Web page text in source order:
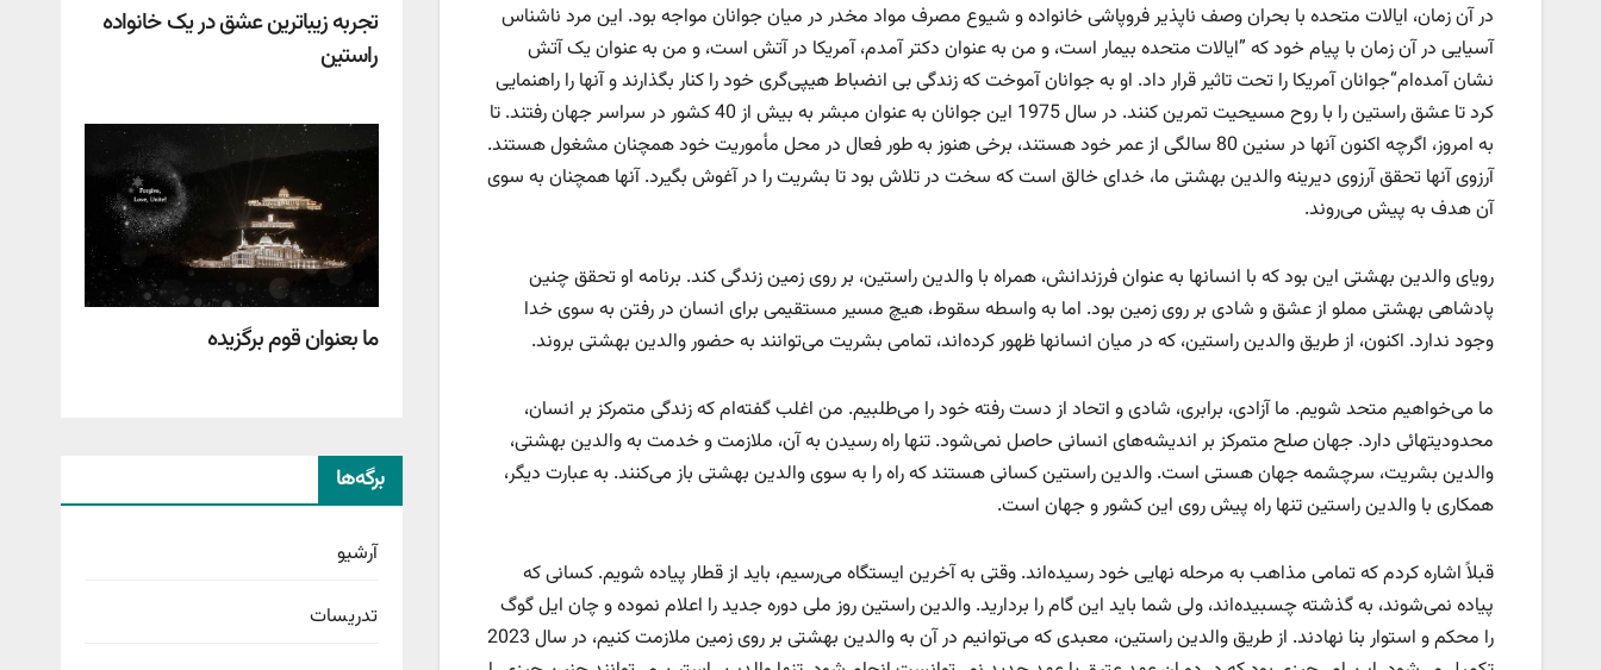
در آن زمان، ایالات متحده با بحران وصف ناپذیر فروپاشی خانواده و شیوع مصرف مواد مخدر در میان جوانان مواجه بود. این مرد ناشناس
آسیایی در آن زمان با پیام خود که ”ایالات متحده بیمار است، و من به عنوان دکتر آمدم، آمریکا در آتش است، و من به عنوان یک آتش
نشان آمده‌ام“جوانان آمریکا را تحت تاثیر قرار داد. او به جوانان آموخت که زندگی بی انضباط هیپی‌گری خود را کنار بگذارند و آنها را راهنمایی
کرد تا عشق راستین را با روح مسیحیت تمرین کنند. در سال 1975 این جوانان به عنوان مبشر به بیش از 40 کشور در سراسر جهان رفتند. تا
به امروز، اگرچه اکنون آنها در سنین 80 سالگی از عمر خود هستند، برخی هنوز به طور فعال در محل مأموریت خود همچنان مشغول هستند.
آرزوی آنها تحقق آرزوی دیرینه والدین بهشتی ما، خدای خالق است که سخت در تلاش بود تا بشریت را در آغوش بگیرد. آنها همچنان به سوی
آن هدف به پیش می‌روند.
رویای والدین بهشتی این بود که با انسانها به عنوان فرزندانش، همراه با والدین راستین، بر روی زمین زندگی کند. برنامه او تحقق چنین
پادشاهی بهشتی مملو از عشق و شادی بر روی زمین بود. اما به واسطه سقوط، هیچ مسیر مستقیمی برای انسان در رفتن به سوی خدا
وجود ندارد. اکنون، از طریق والدین راستین، که در میان انسانها ظهور کرده‌اند، تمامی بشریت می‌توانند به حضور والدین بهشتی بروند.
ما می‌خواهیم متحد شویم. ما آزادی، برابری، شادی و اتحاد از دست رفته خود را می‌طلبیم. من اغلب گفته‌ام که زندگی متمرکز بر انسان،
محدودیتهائی دارد. جهان صلح متمرکز بر اندیشه‌های انسانی حاصل نمی‌شود. تنها راه رسیدن به آن، ملازمت و خدمت به والدین بهشتی،
والدین بشریت، سرچشمه جهان هستی است. والدین راستین کسانی هستند که راه را به سوی والدین بهشتی باز می‌کنند. به عبارت دیگر،
همکاری با والدین راستین تنها راه پیش روی این کشور و جهان است.
قبلاً اشاره کردم که تمامی مذاهب به مرحله نهایی خود رسیده‌اند. وقتی به آخرین ایستگاه می‌رسیم، باید از قطار پیاده شویم. کسانی که
پیاده نمی‌شوند، به گذشته چسبیده‌اند، ولی شما باید این گام را بردارید. والدین راستین روز ملی دوره جدید را اعلام نموده و چان ایل گوگ
را محکم و استوار بنا نهادند. از طریق والدین راستین، معبدی که می‌توانیم در آن به والدین بهشتی بر روی زمین ملازمت کنیم، در سال 2023
تجربه زیباترین عشق در یک خانواده
راستین
ما بعنوان قوم برگزیده
برگه‌ها
آرشیو
تدریسات